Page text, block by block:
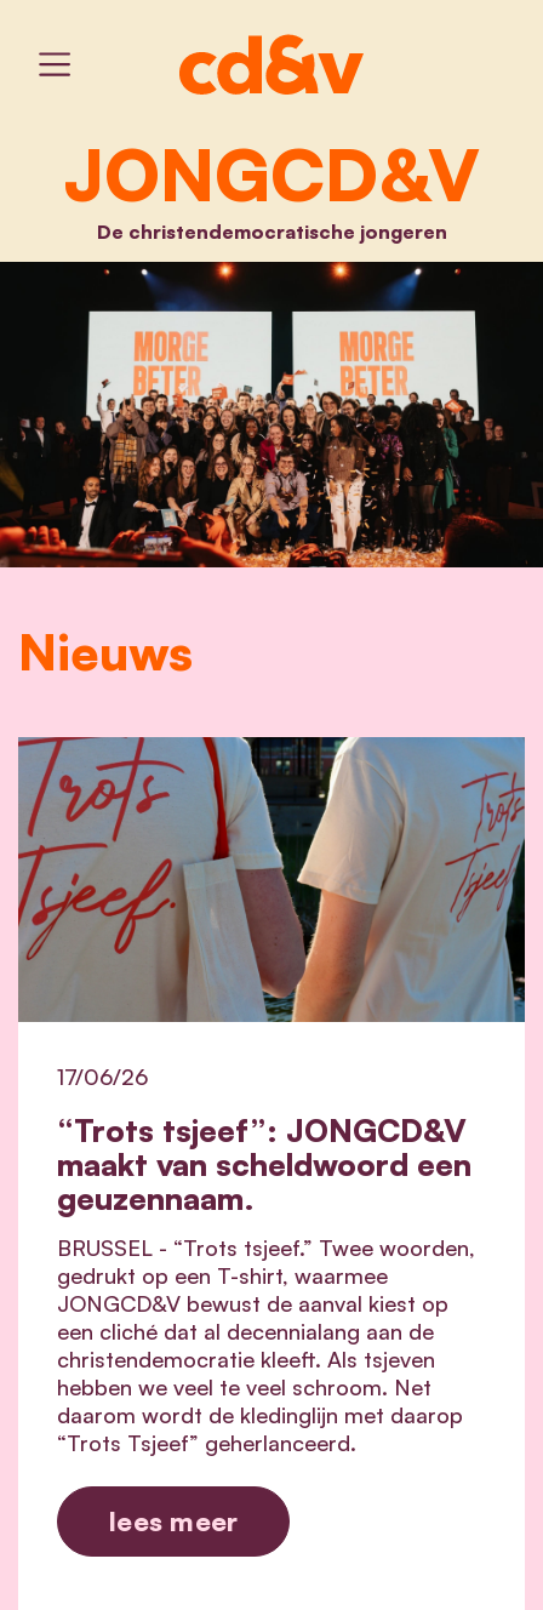
JONGCD&V
De christendemocratische jongeren
Nieuws
“Trots tsjeef”: JONGCD&V
maakt van scheldwoord een
geuzennaam.
17/06/26
BRUSSEL - “Trots tsjeef.” Twee woorden,
gedrukt op een T-shirt, waarmee
JONGCD&V bewust de aanval kiest op
een cliché dat al decennialang aan de
christendemocratie kleeft. Als tsjeven
hebben we veel te veel schroom. Net
daarom wordt de kledinglijn met daarop
“Trots Tsjeef” geherlanceerd.
lees meer